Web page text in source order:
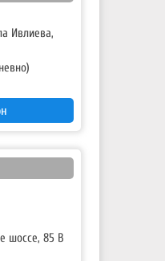
Ивлиева,
шоссе, 85 В